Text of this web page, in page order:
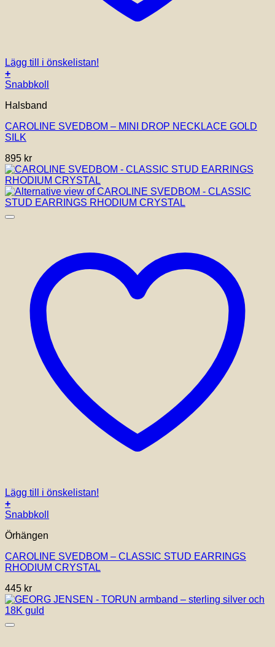
Lägg till i önskelistan!
+
Snabbkoll
Halsband
CAROLINE SVEDBOM – MINI DROP NECKLACE GOLD
SILK
895 kr
Lägg till i önskelistan!
+
Snabbkoll
Örhängen
CAROLINE SVEDBOM – CLASSIC STUD EARRINGS
RHODIUM CRYSTAL
445 kr